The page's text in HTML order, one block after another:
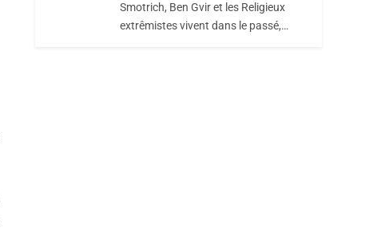
Maroc : Les Amandes
Smotrich, Ben Gvir et les Religieux
extrêmistes vivent dans le passé,…